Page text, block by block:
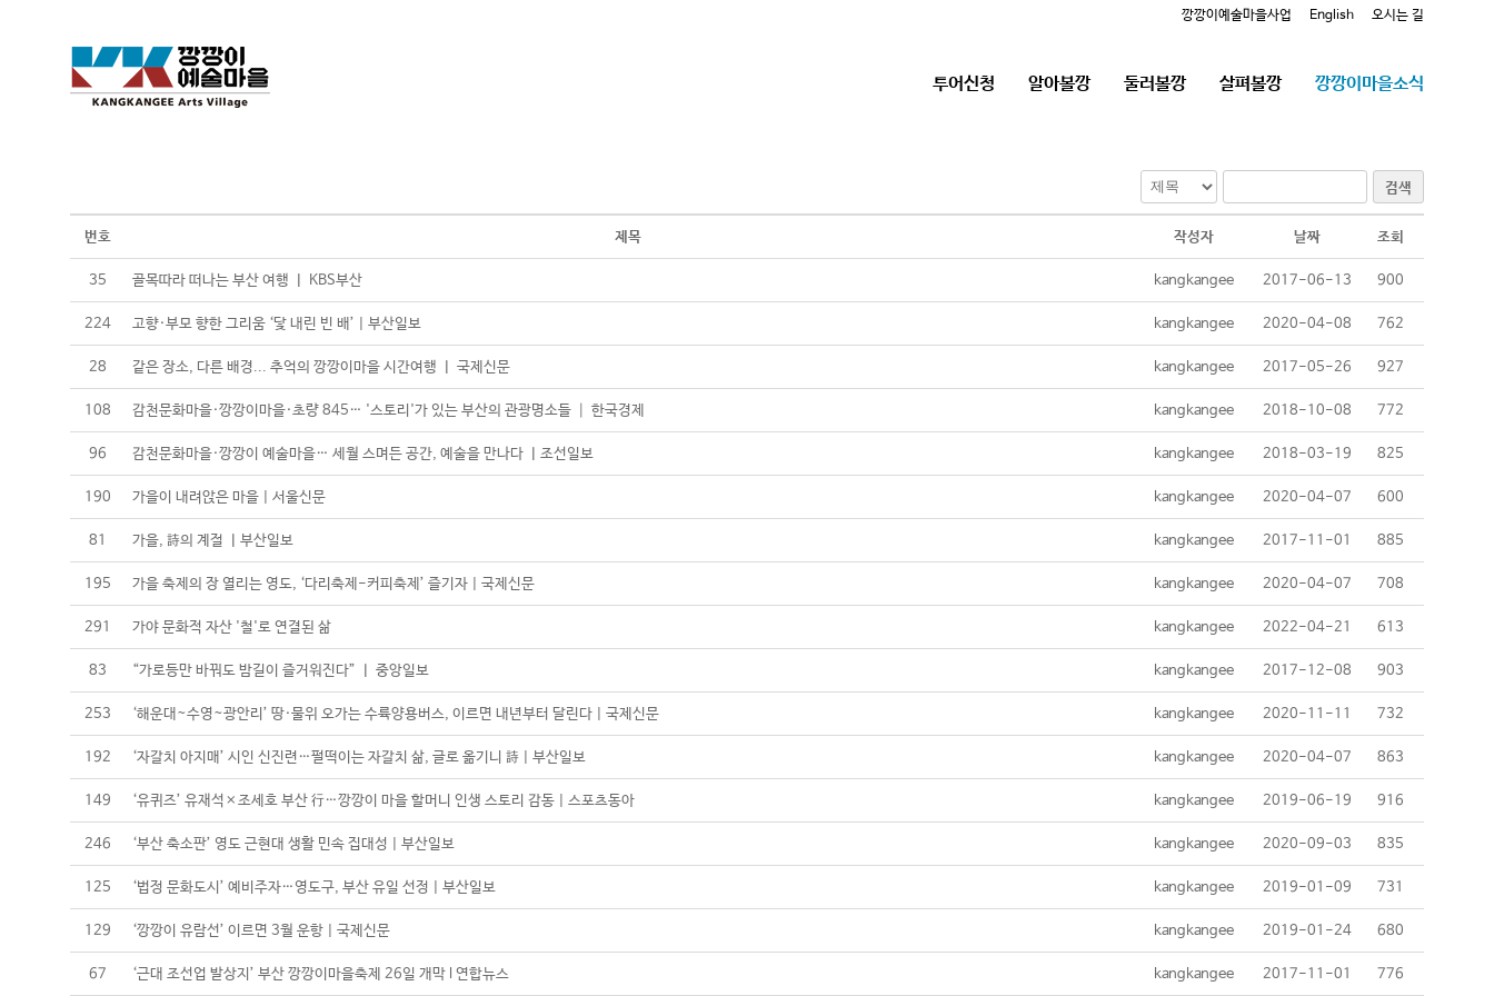
깡깡이예술마을사업 English 오시는 길
투어신청 알아볼깡 둘러볼깡 살펴볼깡 깡깡이마을소식
검색
번호 제목 작성자 날짜 조회
35 골목따라 떠나는 부산 여행 ㅣ KBS부산 kangkangee 2017-06-13 900
224 고향·부모 향한 그리움 ‘닻 내린 빈 배’ | 부산일보 kangkangee 2020-04-08 762
28 같은 장소, 다른 배경... 추억의 깡깡이마을 시간여행 ㅣ 국제신문 kangkangee 2017-05-26 927
108 감천문화마을·깡깡이마을·초량 845… '스토리'가 있는 부산의 관광명소들 ┃ 한국경제 kangkangee 2018-10-08 772
96 감천문화마을·깡깡이 예술마을… 세월 스며든 공간, 예술을 만나다 ㅣ조선일보 kangkangee 2018-03-19 825
190 가을이 내려앉은 마을 | 서울신문 kangkangee 2020-04-07 600
81 가을, 詩의 계절 ㅣ부산일보 kangkangee 2017-11-01 885
195 가을 축제의 장 열리는 영도, ‘다리축제-커피축제’ 즐기자 | 국제신문 kangkangee 2020-04-07 708
291 가야 문화적 자산 '철'로 연결된 삶 kangkangee 2022-04-21 613
83 “가로등만 바꿔도 밤길이 즐거워진다” ㅣ 중앙일보 kangkangee 2017-12-08 903
253 ‘해운대~수영~광안리’ 땅·물위 오가는 수륙양용버스, 이르면 내년부터 달린다 | 국제신문 kangkangee 2020-11-11 732
192 ‘자갈치 아지매’ 시인 신진련…펄떡이는 자갈치 삶, 글로 옮기니 詩 | 부산일보 kangkangee 2020-04-07 863
149 ‘유퀴즈’ 유재석×조세호 부산 行…깡깡이 마을 할머니 인생 스토리 감동 | 스포츠동아 kangkangee 2019-06-19 916
246 ‘부산 축소판’ 영도 근현대 생활 민속 집대성 | 부산일보 kangkangee 2020-09-03 835
125 ‘법정 문화도시’ 예비주자…영도구, 부산 유일 선정 | 부산일보 kangkangee 2019-01-09 731
129 ‘깡깡이 유람선’ 이르면 3월 운항 | 국제신문 kangkangee 2019-01-24 680
67 ‘근대 조선업 발상지’ 부산 깡깡이마을축제 26일 개막 l 연합뉴스 kangkangee 2017-11-01 776